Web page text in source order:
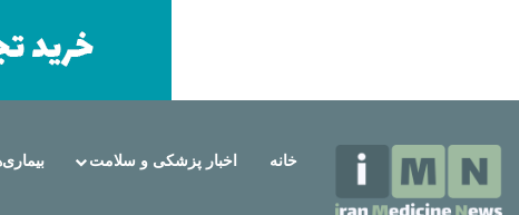
خانه اخبار پزشکی و سلامت